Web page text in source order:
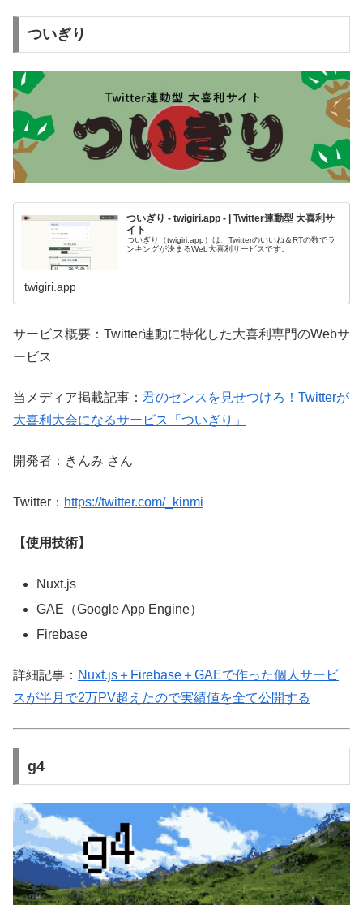
ついぎり
ついぎり - twigiri.app - | Twitter連動型 大喜利サ
イト
ついぎり（twigiri.app）は、Twitterのいいね＆RTの数でラ
ンキングが決まるWeb大喜利サービスです。
twigiri.app
サービス概要：Twitter連動に特化した大喜利専門のWebサ
ービス
当メディア掲載記事： 君のセンスを見せつけろ！Twitterが
大喜利大会になるサービス「ついぎり」
開発者：きんみ さん
Twitter： https://twitter.com/_kinmi
【使用技術】
Nuxt.js
GAE（Google App Engine）
Firebase
詳細記事： Nuxt.js＋Firebase＋GAEで作った個人サービ
スが半月で2万PV超えたので実績値を全て公開する
g4